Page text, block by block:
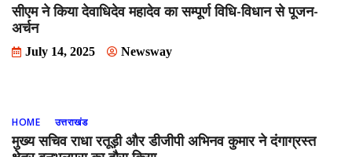
सीएम ने किया देवाधिदेव महादेव का सम्पूर्ण विधि-विधान से पूजन-
अर्चन
July 14, 2025 Newsway
HOME उत्तराखंड
मुख्य सचिव राधा रतूड़ी और डीजीपी अभिनव कुमार ने दंगाग्रस्त